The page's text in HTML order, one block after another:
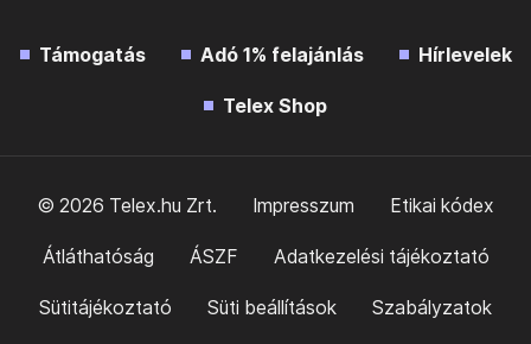
Támogatás Adó 1% felajánlás Hírlevelek
Telex Shop
© 2026 Telex.hu Zrt. Impresszum Etikai kódex
Átláthatóság ÁSZF Adatkezelési tájékoztató
Sütitájékoztató Süti beállítások Szabályzatok